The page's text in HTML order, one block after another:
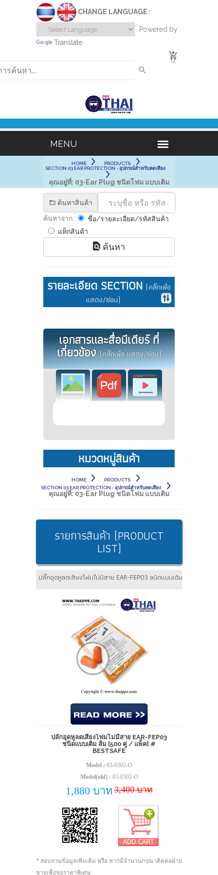
CHANGE LANGUAGE :
Powered by
Translate
0
HOME
PRODUCTS
SECTION 03 EAR PROTECTION - อุปกรณ์สำหรับลดเสียง
คุณอยู่ที่: 03-Ear Plug ชนิดโฟม แบบเติม
ค้นหาสินค้า
ค้นหาจาก :
ชื่อ/รายละเอียด/รหัสสินค้า
แท็กสินค้า
ค้นหา
รายละเอียด SECTION (คลิ๊กเพื่อ
แสดง/ซ่อน)
เอกสารและสื่อมีเดียร์ ที่
เกี่ยวข้อง(คลิ๊กเพื่อ แสดง/ซ่อน)
หมวดหมู่สินค้า
HOME
PRODUCTS
SECTION 03 EAR PROTECTION - อุปกรณ์สำหรับลดเสียง
คุณอยู่ที่: 03-Ear Plug ชนิดโฟม แบบเติม
รายการสินค้า (PRODUCT
LIST)
ปลั๊กอุดหูลดเสียงโฟมไม่มีสาย EAR-FEP03 ชนิดแบบเติม ส้ม [500
ปลั๊กอุดหูลดเสียงโฟมไม่มีสาย EAR-FEP03
ชนิดแบบเติม ส้ม [500 คู่ / แพ็ค] #
BESTSAFE
Model : 03-0302-O
Model(old) : 03-0302-O
1,880 บาท 3,400 บาท
* สอบถามข้อมูลเพิ่มเติม หรือ หากมีจำนวนกรุณาติดต่อฝ่าย
ขายเพื่อขอราคาพิเศษ